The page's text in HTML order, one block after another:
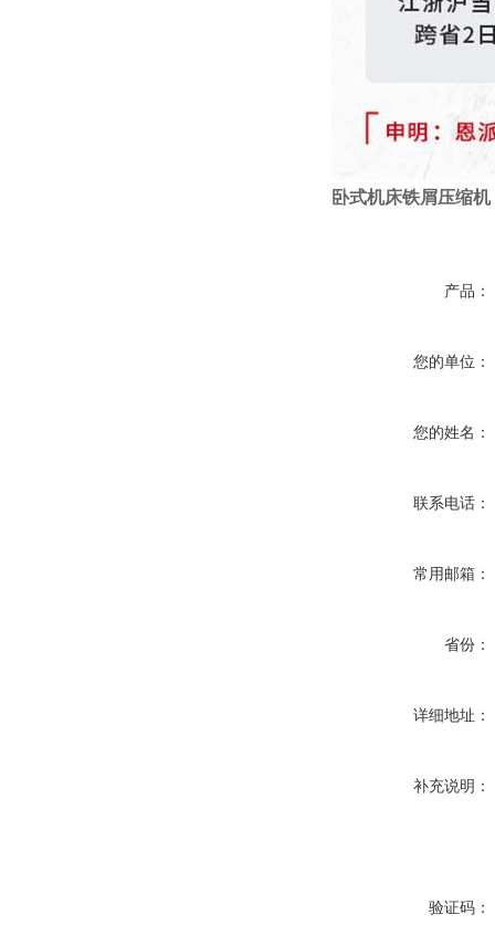
卧式机床铁屑压缩
产品：
您的单位：
您的姓名：
联系电话：
常用邮箱：
省份：
详细地址：
补充说明：
验证码：